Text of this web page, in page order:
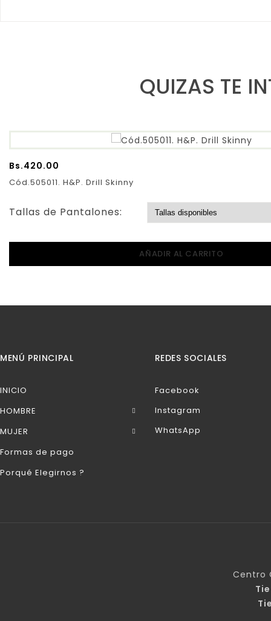
QUIZAS TE
Bs.420.00
Cód.505011. H&P. Drill Skinny
Tallas de Pantalones:
AÑADIR AL CARRITO
MENÚ PRINCIPAL
INICIO
HOMBRE
MUJER
Formas de pago
Porqué Elegirnos ?
REDES SOCIALES
Facebook
Instagram
WhatsApp
Centro